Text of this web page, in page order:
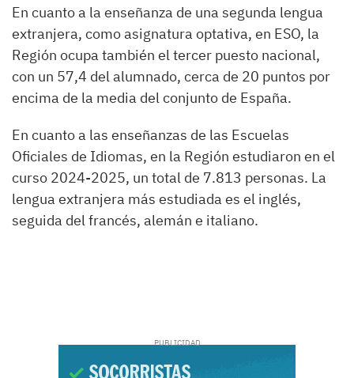
En cuanto a la enseñanza de una segunda lengua
extranjera, como asignatura optativa, en ESO, la
Región ocupa también el tercer puesto nacional,
con un 57,4 del alumnado, cerca de 20 puntos por
encima de la media del conjunto de España.
En cuanto a las enseñanzas de las Escuelas
Oficiales de Idiomas, en la Región estudiaron en el
curso 2024-2025, un total de 7.813 personas. La
lengua extranjera más estudiada es el inglés,
seguida del francés, alemán e italiano.